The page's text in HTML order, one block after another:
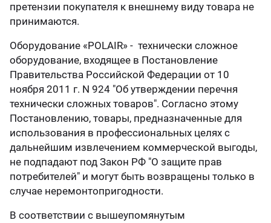
машины
камеры
Carboma
шоковой заморозки
шкафы из
стали
шкафы с металлической
холодильные
дверьми
холодильные
морозильные
серия - 30 лет
потолочные
ранцевые
системы
горки
шкафы
претензии покупателя к внешнему виду товара не
принимаются.
Оборудование «POLAIR» - технически сложное
оборудование, входящее в Постановление
Правительства Российской Федерации от 10
ноября 2011 г. N 924 "Об утверждении перечня
технически сложных товаров". Согласно этому
Постановлению, товары, предназначенные для
использования в профессиональных целях с
дальнейшим извлечением коммерческой выгоды,
не подпадают под Закон РФ "О защите прав
потребителей" и могут быть возвращены только в
случае неремонтопригодности.
В соответствии с вышеупомянутым